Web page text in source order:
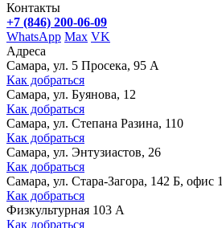
Контакты
+7 (846) 200-06-09
WhatsApp Max VK
Адреса
Самара, ул. 5 Просека, 95 А
Как добраться
Самара, ул. Буянова, 12
Как добраться
Самара, ул. Степана Разина, 110
Как добраться
Самара, ул. Энтузиастов, 26
Как добраться
Самара, ул. Стара-Загора, 142 Б, офис 1
Как добраться
Физкультурная 103 А
Как добраться